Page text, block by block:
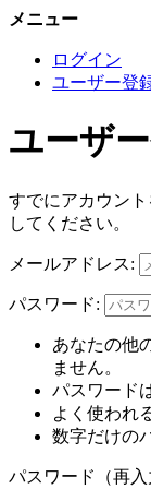
メニュー
ログイン
ユーザー登
ユーザ
すでにアカウン
してください。
メールアドレス:
パスワード:
あなたの他
ません。
パスワード
よく使われ
数字だけの
パスワード（再入